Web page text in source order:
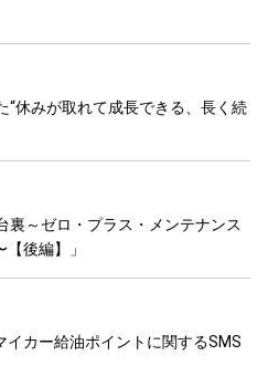
“休みが取れて成長できる、長く続
裏～ゼロ・プラス・メンテナンス
後編】」
イカー給油ポイントに関するSMS